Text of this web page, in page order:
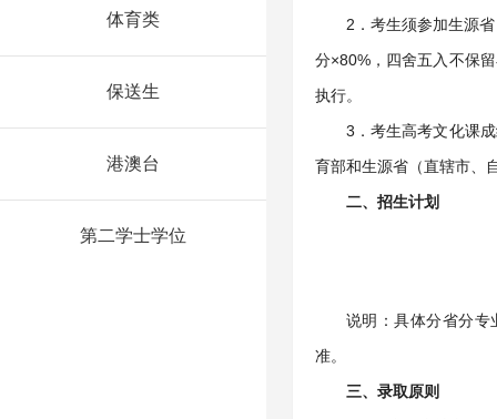
体育类
保送生
港澳台
第二学士学位
2．考生须参加生源
分×80%，四舍五入不保
执行。
3．考生高考文化课
育部和生源省（直辖市、
二、招生计划
说明：具体分省分专
准。
三、录取原则